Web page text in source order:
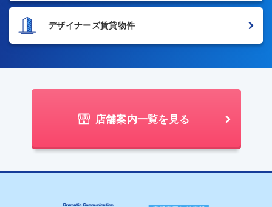
デザイナーズ賃貸物件
店舗案内一覧を見る